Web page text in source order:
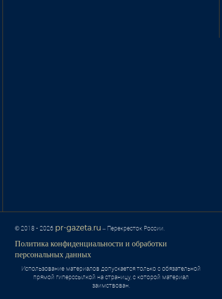
© 2018 - 2026 pr-gazeta.ru – Перекресток России.
Политика конфиденциальности и обработки
персональных данных
Использование материалов допускается только с обязательной
прямой гиперссылкой на страницу, с которой материал
заимствован.